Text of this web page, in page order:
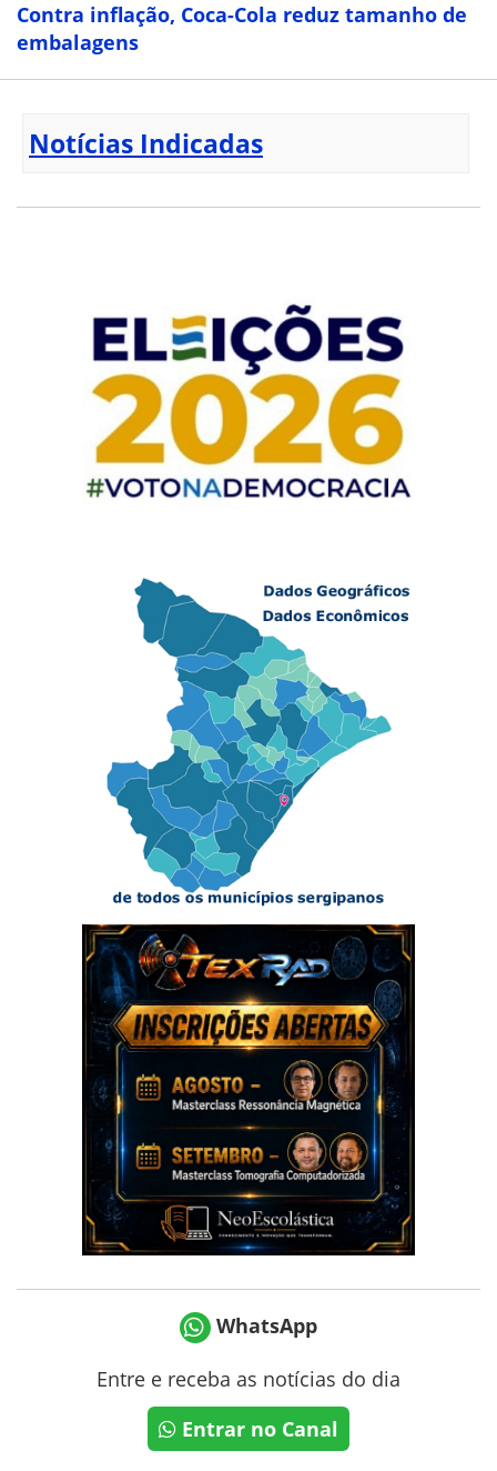
Contra inflação, Coca-Cola reduz tamanho de
embalagens
Notícias Indicadas
WhatsApp
Entre e receba as notícias do dia
Entrar no Canal